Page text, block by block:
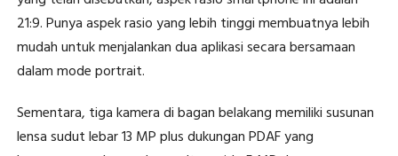
21:9. Punya aspek rasio yang lebih tinggi membuatnya lebih
mudah untuk menjalankan dua aplikasi secara bersamaan
dalam mode portrait.
Sementara, tiga kamera di bagan belakang memiliki susunan
lensa sudut lebar 13 MP plus dukungan PDAF yang